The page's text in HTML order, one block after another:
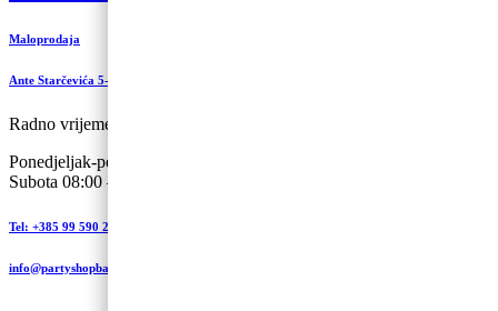
Maloprodaja
Ante Starčevića 5-A, Koprivnica
Radno vrijeme:
Ponedjeljak-petak 09:00 – 19:00
Subota 08:00 – 13:00
Tel: +385 99 590 2450
info@partyshopbaloncic.hr